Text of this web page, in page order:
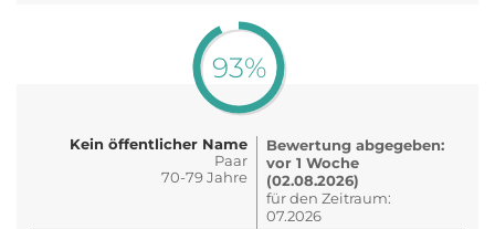
93%
Kein öffentlicher Name
Paar
70-79 Jahre
Bewertung abgegeben:
vor 1 Woche
(02.08.2026)
für den Zeitraum:
07.2026